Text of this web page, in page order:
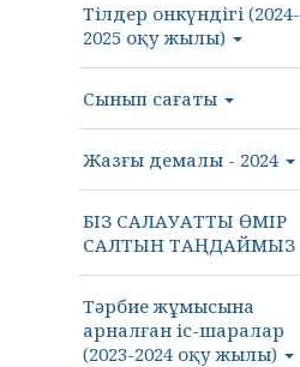
Тілдер онкүндігі (2024-
2025 оқу жылы)
Сынып сағаты
Жазғы демалы - 2024
БІЗ САЛАУАТТЫ ӨМІР
САЛТЫН ТАҢДАЙМЫЗ
Тәрбие жұмысына
арналған іс-шаралар
(2023-2024 оқу жылы)